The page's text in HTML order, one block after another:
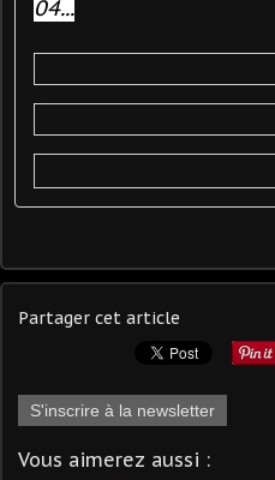
04...
Partager cet article
S'inscrire à la newsletter
Vous aimerez aussi :